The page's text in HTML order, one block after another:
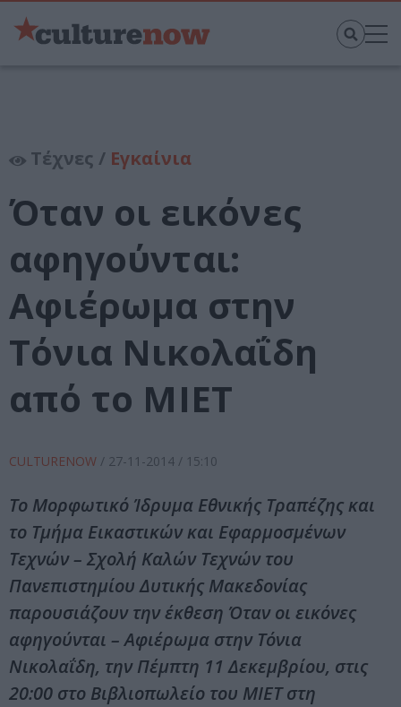
Τέχνες / Εγκαίνια
Όταν οι εικόνες
αφηγούνται:
Αφιέρωμα στην
Τόνια Νικολαΐδη
από το ΜΙΕΤ
CULTURENOW / 27-11-2014 / 15:10
Το Μορφωτικό Ίδρυμα Εθνικής Τραπέζης και
το Τμήμα Εικαστικών και Εφαρμοσμένων
Τεχνών – Σχολή Καλών Τεχνών του
Πανεπιστημίου Δυτικής Μακεδονίας
παρουσιάζουν την έκθεση Όταν οι εικόνες
αφηγούνται – Αφιέρωμα στην Τόνια
Νικολαΐδη, την Πέμπτη 11 Δεκεμβρίου, στις
20:00 στο Βιβλιοπωλείο του ΜΙΕΤ στη